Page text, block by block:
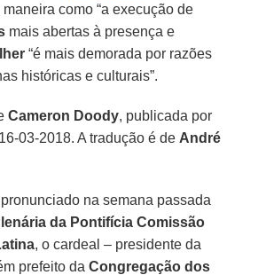
como “a execução de
mais abertas à presença e
“é mais demorada por razões
históricas e culturais”.
Cameron Doody, publicada por
03-2018. A tradução é de André
na semana passada
da Pontifícia Comissão
, o cardeal – presidente da
prefeito daCongregação dos